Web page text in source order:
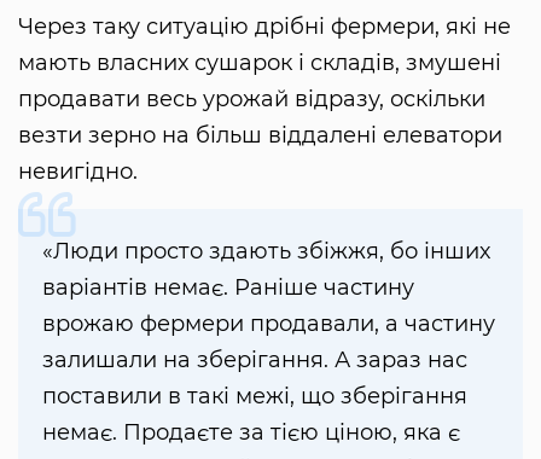
Через таку ситуацію дрібні фермери, які не
мають власних сушарок і складів, змушені
продавати весь урожай відразу, оскільки
везти зерно на більш віддалені елеватори
невигідно.
«Люди просто здають збіжжя, бо інших
варіантів немає. Раніше частину
врожаю фермери продавали, а частину
залишали на зберігання. А зараз нас
поставили в такі межі, що зберігання
немає. Продаєте за тією ціною, яка є